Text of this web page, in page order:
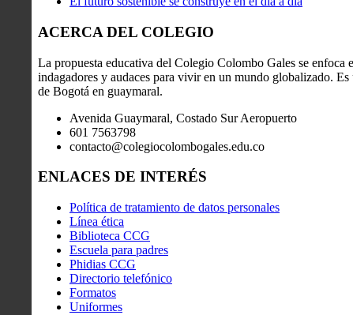
ACERCA DEL COLEGIO
La propuesta educativa del Colegio Colombo Gales se enfoca
indagadores y audaces para vivir en un mundo globalizado.
de Bogotá en guaymaral.
Avenida Guaymaral, Costado Sur Aeropuerto
601 7563798
contacto@colegiocolombogales.edu.co
ENLACES DE INTERÉS
Política de tratamiento de datos personales
Línea ética
Biblioteca CCG
Escuela para padres
Phidias CCG
Directorio telefónico
Formatos
Uniformes